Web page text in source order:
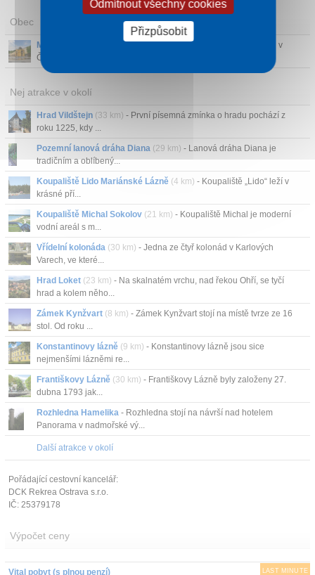
Obec
Mariánské Lázně
- Architektonická perla a klenot mezi lázněmi v
České republic...
Nej atrakce v okolí
Hrad Vildštejn (33 km) - První písemná zmínka o hradu pochází z
roku 1225, kdy ...
Pozemní lanová dráha Diana (29 km) - Lanová dráha Diana je
tradičním a oblíbený...
Koupaliště Lido Mariánské Lázně (4 km) - Koupaliště „Lido“ leží v
krásné pří...
Koupaliště Michal Sokolov (21 km) - Koupaliště Michal je moderní
vodní areál s m...
Vřídelní kolonáda (30 km) - Jedna ze čtyř kolonád v Karlových
Varech, ve které...
Hrad Loket (23 km) - Na skalnatém vrchu, nad řekou Ohří, se tyčí
hrad a kolem něho...
Zámek Kynžvart (8 km) - Zámek Kynžvart stojí na místě tvrze ze 16
stol. Od roku ...
Konstantinovy lázně (9 km) - Konstantinovy lázně jsou sice
nejmenšími lázněmi re...
Františkovy Lázně (30 km) - Františkovy Lázně byly založeny 27.
dubna 1793 jak...
Rozhledna Hamelika - Rozhledna stojí na návrší nad hotelem
Panorama v nadmořské vý...
Další atrakce v okolí
Pořádající cestovní kancelář:
DCK Rekrea Ostrava s.r.o.
IČ: 25379178
Výpočet ceny
Vital pobyt (s plnou penzí)
LAST MINUTE
Odmítnout všechny cookies
Přizpůsobit